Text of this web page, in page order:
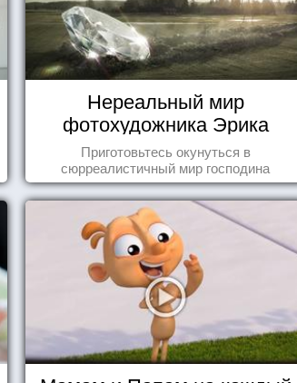
Нереальный мир
фотохудожника Эрика
Йоханссона
Приготовьтесь окунуться в
сюрреалистичный мир господина
Йоханссона